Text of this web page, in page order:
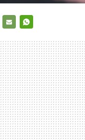
MAIL